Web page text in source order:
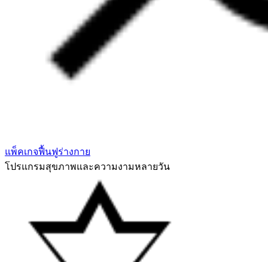
แพ็คเกจฟื้นฟูร่างกาย
โปรแกรมสุขภาพและความงามหลายวัน